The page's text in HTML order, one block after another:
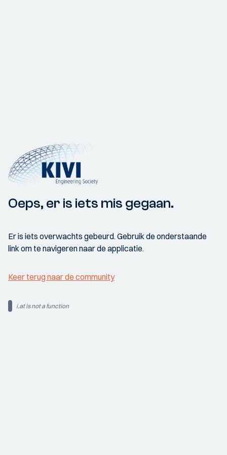
Oeps, er is iets mis gegaan.
Er is iets overwachts gebeurd. Gebruik de onderstaande
link om te navigeren naar de applicatie.
Keer terug naar de community
i.at is not a function